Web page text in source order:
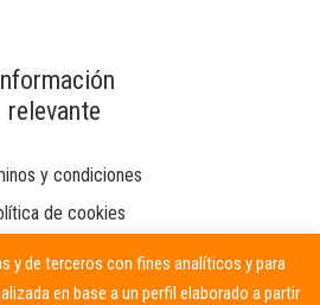
relevante
y condiciones
de cookies
y de terceros con fines analíticos y para
en base a un perfil elaborado a partir